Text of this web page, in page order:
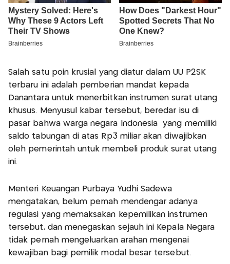
Salah satu poin krusial yang diatur dalam UU P2SK
terbaru ini adalah pemberian mandat kepada
Danantara untuk menerbitkan instrumen surat utang
khusus. Menyusul kabar tersebut, beredar isu di
pasar bahwa warga negara Indonesia yang memiliki
saldo tabungan di atas Rp3 miliar akan diwajibkan
oleh pemerintah untuk membeli produk surat utang
ini.
Menteri Keuangan Purbaya Yudhi Sadewa
mengatakan, belum pernah mendengar adanya
regulasi yang memaksakan kepemilikan instrumen
tersebut, dan menegaskan sejauh ini Kepala Negara
tidak pernah mengeluarkan arahan mengenai
kewajiban bagi pemilik modal besar tersebut.